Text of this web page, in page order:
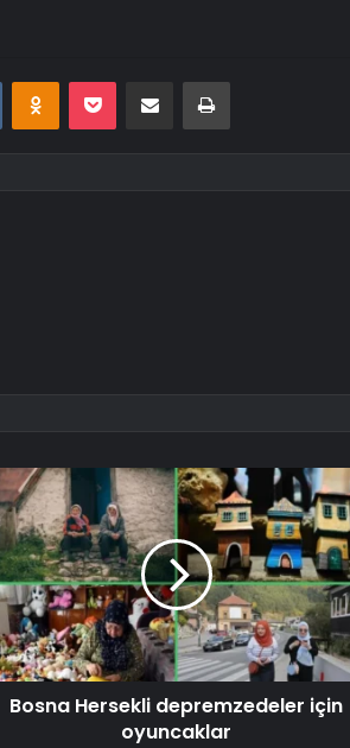
VKontakteOdnoklassniki
Pocket E-Posta ile paylaş Yazdır
Bosna Hersekli depremzedeler için
oyuncaklar